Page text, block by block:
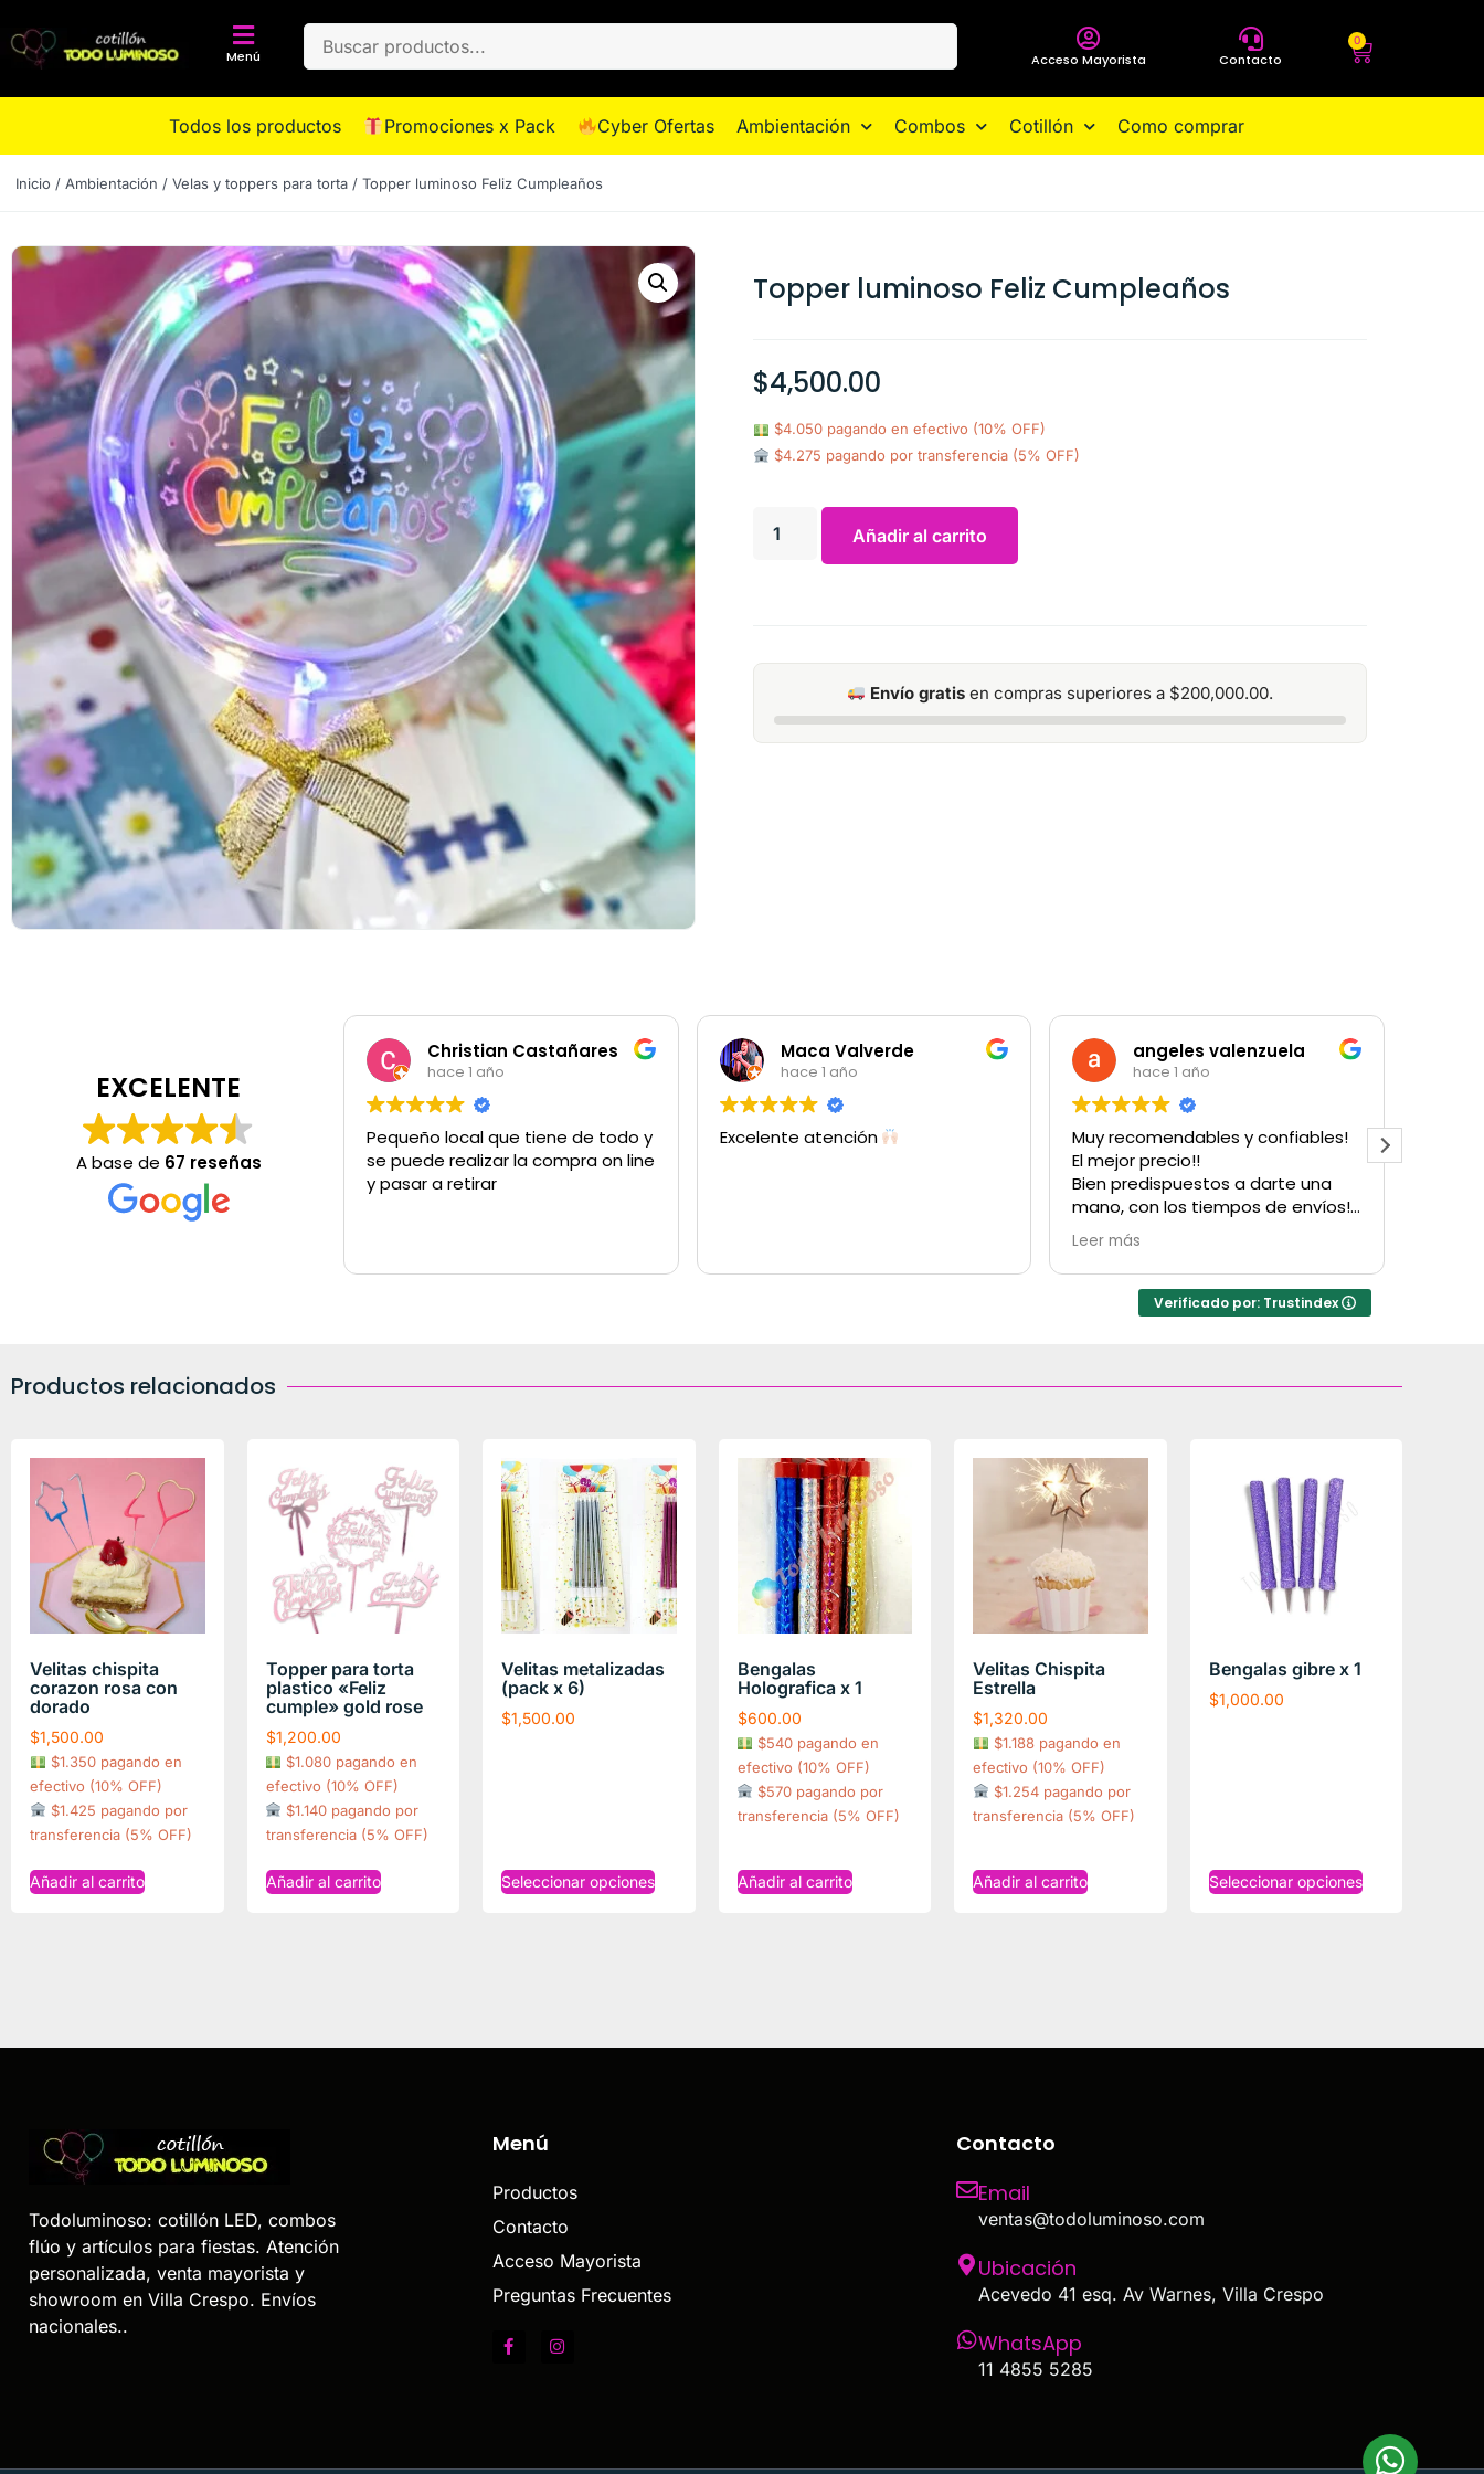
Menú Acceso Mayorista Contacto
0
Todos los productos Promociones x Pack Cyber Ofertas Ambientación Combos Cotillón Como comprar
Inicio / Ambientación / Velas y toppers para torta / Topper luminoso Feliz Cumpleaños
Topper luminoso Feliz Cumpleaños
$4,500.00
$4.050 pagando en efectivo (10% OFF)
$4.275 pagando por transferencia (5% OFF)
Añadir al carrito
Envío gratis en compras superiores a $200,000.00.
EXCELENTE
A base de 67 reseñas
Christian Castañares
hace 1 año
Pequeño local que tiene de todo y
se puede realizar la compra on line
y pasar a retirar
Maca Valverde
hace 1 año
Excelente atención
angeles valenzuela
hace 1 año
Muy recomendables y confiables!
El mejor precio!!
Bien predispuestos a darte una
mano, con los tiempos de envíos!
Obvio que vuelvo a comprarles!
Gracias!
Leer más
Verificado por: Trustindex
Productos relacionados
Velitas chispita
corazon rosa con
dorado
$1,500.00
$1.350 pagando en
efectivo (10% OFF)
$1.425 pagando por
transferencia (5% OFF)
Añadir al carrito
Topper para torta
plastico «Feliz
cumple» gold rose
$1,200.00
$1.080 pagando en
efectivo (10% OFF)
$1.140 pagando por
transferencia (5% OFF)
Añadir al carrito
Velitas metalizadas
(pack x 6)
$1,500.00
Seleccionar opciones
Bengalas
Holografica x 1
$600.00
$540 pagando en
efectivo (10% OFF)
$570 pagando por
transferencia (5% OFF)
Añadir al carrito
Velitas Chispita
Estrella
$1,320.00
$1.188 pagando en
efectivo (10% OFF)
$1.254 pagando por
transferencia (5% OFF)
Añadir al carrito
Bengalas gibre x 1
$1,000.00
Seleccionar opciones
Todoluminoso: cotillón LED, combos
flúo y artículos para fiestas. Atención
personalizada, venta mayorista y
showroom en Villa Crespo. Envíos
nacionales..
Menú
Productos
Contacto
Acceso Mayorista
Preguntas Frecuentes
Contacto
Email
ventas@todoluminoso.com
Ubicación
Acevedo 41 esq. Av Warnes, Villa Crespo
WhatsApp
11 4855 5285